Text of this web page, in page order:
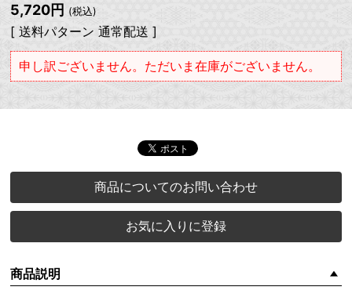
5,720円 (税込)
[ 送料パターン 通常配送 ]
申し訳ございません。ただいま在庫がございません。
商品についてのお問い合わせ
お気に入りに登録
商品説明